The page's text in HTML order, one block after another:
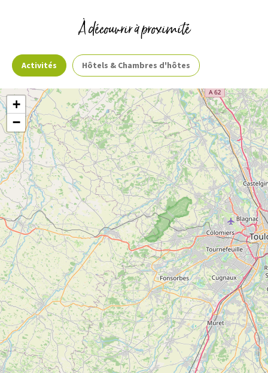
+
−
À découvrir à proximité
Activités Hôtels & Chambres d'hôtes